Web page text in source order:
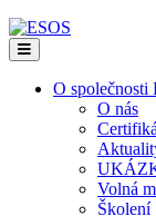
Menu
O společnosti
O nás
Volná
Školení